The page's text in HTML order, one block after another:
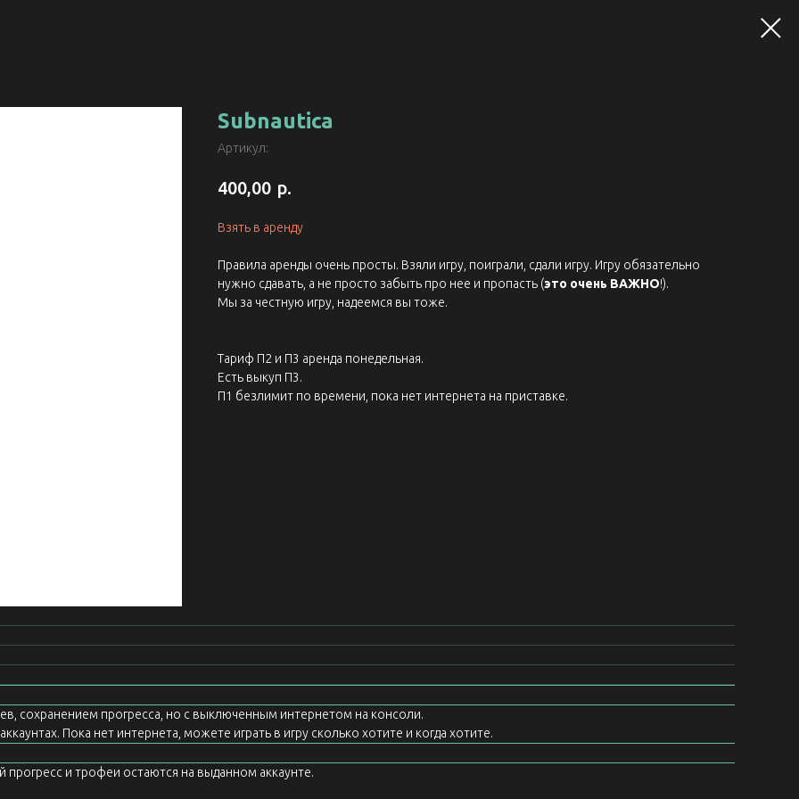
Subnautica
Артикул:
400,00 р.
Взять в аренду
Правила аренды очень просты. Взяли игру, поиграли, сдали игру. Игру обязательно
нужно сдавать, а не просто забыть про нее и пропасть (это очень ВАЖНО!).
Мы за честную игру, надеемся вы тоже.
Тариф П2 и П3 аренда понедельная.
Есть выкуп П3.
П1 безлимит по времени, пока нет интернета на приставке.
сохранением прогресса, но с выключенным интернетом на консоли.
Пока нет интернета, можете играть в игру сколько хотите и когда хотите.
прогресс и трофеи остаются на выданном аккаунте.